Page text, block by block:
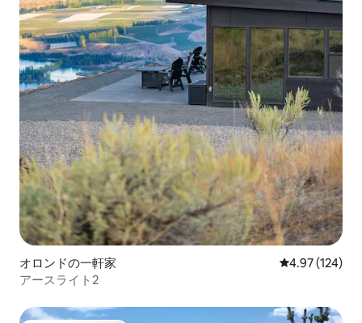
オロンドの一軒家 レビュー124
4.97 (124)
アースライト2